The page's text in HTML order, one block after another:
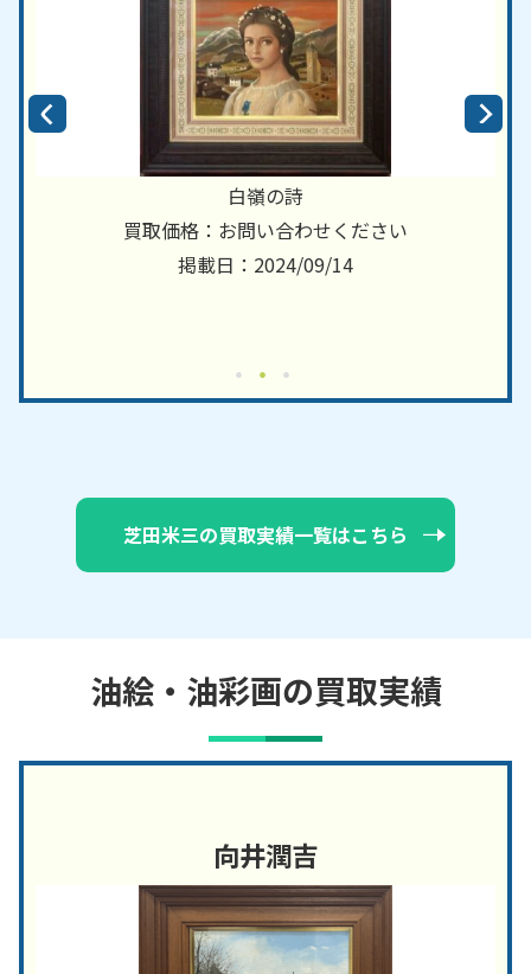
白嶺の詩
買取価格：お問い合わせください
掲載日：2024/09/14
芝田米三の買取実績一覧はこちら
油絵・油彩画の買取実績
向井潤吉